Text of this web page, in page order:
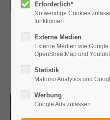
Bachelor-
Erforderlich*
Notwendige Cookies
funktioniert
Externe Medien
Externe Medien wie
OpenStreetMap und
Statistik
Matomo Analytics und
Werbung
Google Ads zulassen